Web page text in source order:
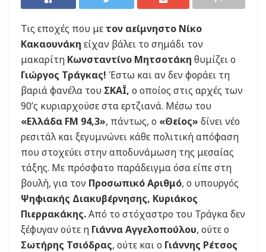
Τις εποχές που με τον αείμνηστο Νίκο
Κακαουνάκη είχαν βάλει το σημάδι τον
μακαρίτη Κωνσταντίνο Μητσοτάκη θυμίζει ο
Γιώργος Τράγκας! Έστω και αν δεν φοράει τη
βαριά φανέλα του ΣΚΑΪ, ο οποίος στις αρχές των
90’ς κυριαρχούσε στα ερτζιανά. Μέσω του
«Ελλάδα FM 94,3», πάντως, ο «Θείος» δίνει νέο
ρεσιτάλ και ξεγυμνώνει κάθε πολιτική απόφαση
που στοχεύει στην αποδυνάμωση της μεσαίας
τάξης. Με πρόσφατο παράδειγμα όσα είπε στη
βουλή, για τον Προσωπικό Αριθμό, ο υπουργός
Ψηφιακής Διακυβέρνησης, Κυριάκος
Πιερρακάκης.Από το στόχαστρο του Τράγκα δεν
ξέφυγαν ούτε η Γιάννα Αγγελοπούλου, ούτε ο
Σωτήρης Τσιόδρας, ούτε και ο Γιάννης Ρέτσος